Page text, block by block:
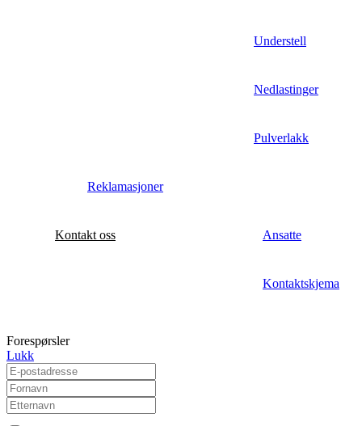
Understell
Nedlastinger
Pulverlakk
Reklamasjoner
Kontakt oss Ansatte
Kontaktskjema
Forespørsler
Lukk